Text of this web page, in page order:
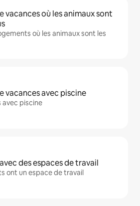
vacances où les animaux sont
où les animaux sont les
vacances avec piscine
avec piscine
des espaces de travail
ont un espace de travail